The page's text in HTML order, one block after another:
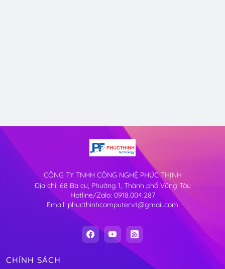
CÔNG TY TNHH CÔNG NGHỆ PHÚC THỊNH
Địa chỉ: 68 Ba cu, Phường 1, Thành phố Vũng Tàu
Hotline/Zalo: 0918.004.287
Email: phucthinhcomputervt@gmail.com
CHÍNH SÁCH